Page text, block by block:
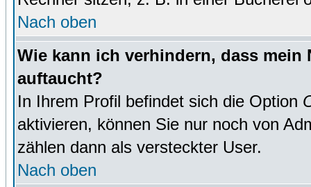
Nach oben
Wie kann ich verhindern, dass
auftaucht?
In Ihrem Profil befindet sich die Option
aktivieren, können Sie nur noch von
zählen dann als versteckter User.
Nach oben